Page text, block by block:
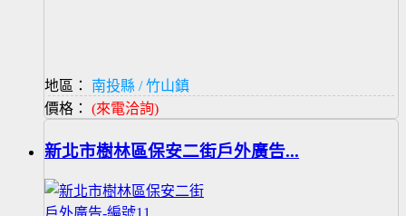
地區：
南投縣 / 竹山鎮
價格： (來電洽詢)
新北市樹林區保安二街戶外廣告...